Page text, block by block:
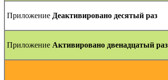
Приложение Деактивировано десятый раз
Приложение Активировано двенадцатый раз